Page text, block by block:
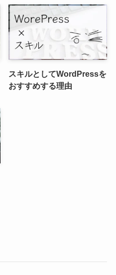
スキルとしてWordPressを
おすすめする理由